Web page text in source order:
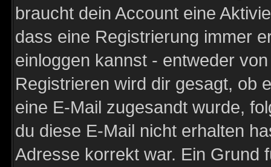
braucht dein Account eine
dass eine Registrierung immer
einloggen kannst - entweder
Registrieren wird dir gesagt, ob
eine E-Mail zugesandt wurde,
du diese E-Mail nicht erhalten
Adresse korrekt war. Ein Grund